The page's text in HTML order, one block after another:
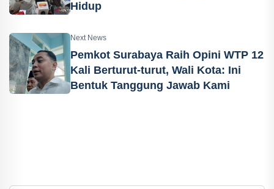
Hidup
Next News
Pemkot Surabaya Raih Opini WTP 12
Kali Berturut-turut, Wali Kota: Ini
Bentuk Tanggung Jawab Kami